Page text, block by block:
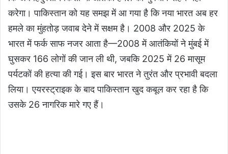
करेगा। पाकिस्तान को यह समझ में आ गया है कि नया भारत अब हर
हमले का मुंहतोड़ जवाब देने में सक्षम है। 2008 और 2025 के
भारत में फर्क साफ नजर आता है—2008 में आतंकियों ने मुंबई में
घुसकर 166 लोगों की जान ली थी, जबकि 2025 में 26 मासूम
पर्यटकों की हत्या की गई। इस बार भारत ने तुरंत और प्रभावी बदला
लिया। एयरस्ट्राइक के बाद पाकिस्तान खुद कबूल कर रहा है कि
उसके 26 नागरिक मारे गए हैं।